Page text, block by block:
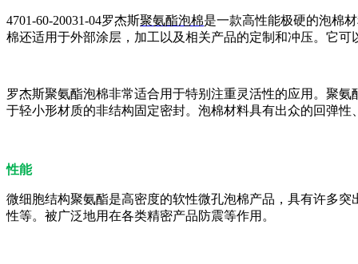
4701-60-20031-04罗杰斯聚氨酯泡棉是一款高性能极硬的泡棉
棉还适用于外部涂层，加工以及相关产品的定制和冲压。它
罗杰斯聚氨酯泡棉非常适合用于特别注重灵活性的应用。聚
于轻小形材质的非结构固定密封。泡棉材料具有出众的回弹
性能
微细胞结构聚氨酯是高密度的软性微孔泡棉产品，具有许多
性等。被广泛地用在各类精密产品防震等作用。